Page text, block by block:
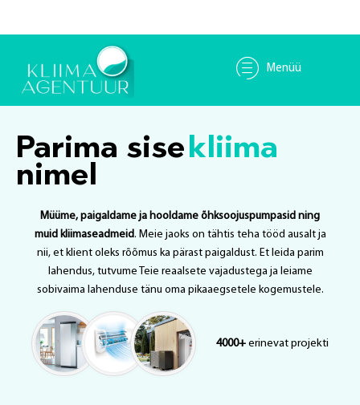
Menüü
Parima sisekliima
nimel
Müüme, paigaldame ja hooldame õhksoojuspumpasid ning
muid kliimaseadmeid. Meie jaoks on tähtis teha tööd ausalt ja
nii, et klient oleks rõõmus ka pärast paigaldust. Et leida parim
lahendus, tutvume Teie reaalsete vajadustega ja leiame
sobivaima lahenduse tänu oma pikaaegsetele kogemustele.
4000+erinevat projekti